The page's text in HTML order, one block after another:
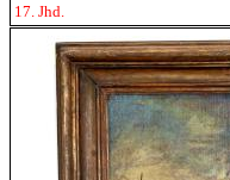
17. Jhd.